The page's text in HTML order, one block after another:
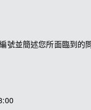
號並簡述您所面臨到的